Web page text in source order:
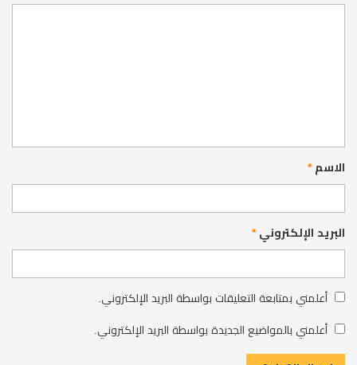
الاسم*
البريد الإلكتروني*
أعلمني بمتابعة التعليقات بواسطة البريد الإلكتروني.
أعلمني بالمواضيع الجديدة بواسطة البريد الإلكتروني.